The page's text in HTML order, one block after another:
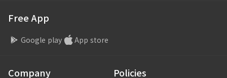
Company Policies
Free App
Google play App store